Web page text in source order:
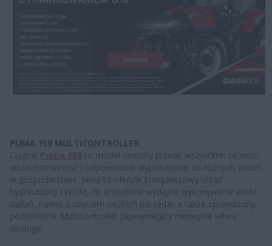
PUMA 150 MULTICONTROLLER
Ciągnik
to model ceniony przede wszystkim za moc,
wszechstronność i odpowiednie wyposażenie do różnych zadań
w gospodarstwie. Seria ta oferuje kompleksowy układ
hydrauliczny i WOM, co umożliwia wydajne wykonywanie wielu
zadań, nawet z użyciem ciężkich narzędzi, a także sprawdzony
podłokietnik Multicontroller zapewniający niezwykle łatwą
obsługę.